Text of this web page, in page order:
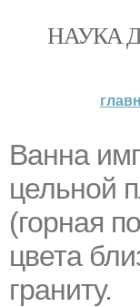
НАУКА
Ванна
цельной
(горная
цвета
граниту.